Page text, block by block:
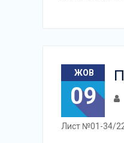
ЖОВ
09
Лист №01-34/